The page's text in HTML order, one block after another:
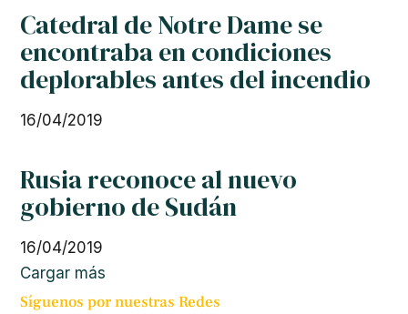
Catedral de Notre Dame se
encontraba en condiciones
deplorables antes del incendio
16/04/2019
Rusia reconoce al nuevo
gobierno de Sudán
16/04/2019
Cargar más
Síguenos por nuestras Redes